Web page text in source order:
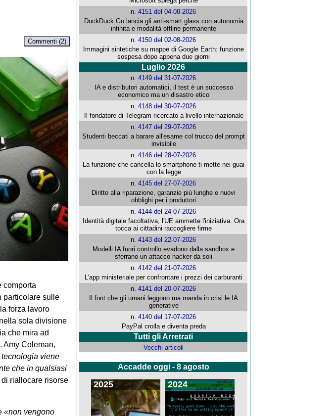
Commenti (2)
comporta
particolare sulle
forza lavoro
sola divisione
che mira ad
Amy Coleman,
viene
che in qualsiasi
riallocare risorse
«non vengono
n.4151 del 04-08-2026
DuckDuck Go lancia gli anti-smart glass con autonomia
infinita e modalità offline permanente
n.4150 del 02-08-2026
Immagini sintetiche su mappe di Google Earth: funzione
sospesa dopo appena due giorni
Luglio 2026
n.4149 del 31-07-2026
IA e distributori automatici, il test è un successo
economico ma un disastro etico
n.4148 del 30-07-2026
Il fondatore di Telegram ricercato a livello internazionale
n.4147 del 29-07-2026
Studenti beccati a barare all'esame col trucco del prompt
invisibile
n.4146 del 28-07-2026
La funzione che cancella lo smartphone ti mette nei guai
con la legge
n.4145 del 27-07-2026
Diritto alla riparazione, garanzie più lunghe e nuovi
obblighi per i produttori
n.4144 del 24-07-2026
Identità digitale facoltativa, l'UE ammette l'iniziativa. Ora
tocca ai cittadini raccogliere firme
n.4143 del 22-07-2026
Modelli IA fuori controllo evadono dalla sandbox e
sferrano un attacco hacker da soli
n.4142 del 21-07-2026
L'app ministeriale per confrontare i prezzi dei carburanti
n.4141 del 20-07-2026
Il font che gli umani leggono ma manda in crisi le IA
generative
n.4140 del 17-07-2026
PayPal crolla e diventa preda
Tutti gli Arretrati
Vecchi articoli
Accadde oggi - 8 agosto
2025 2024